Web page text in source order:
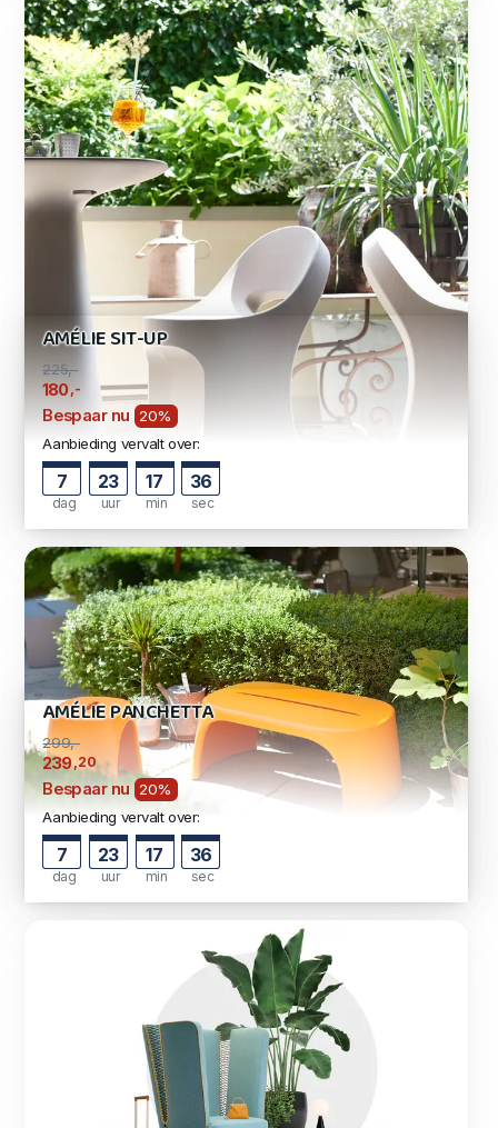
AMÉLIE SIT-UP
225,-
180 ,-
Bespaar nu
20%
Aanbieding vervalt over:
7
dag
23
uur
17
min
35
sec
AMÉLIE PANCHETTA
299,-
239,20
Bespaar nu
20%
Aanbieding vervalt over:
7
dag
23
uur
17
min
35
sec